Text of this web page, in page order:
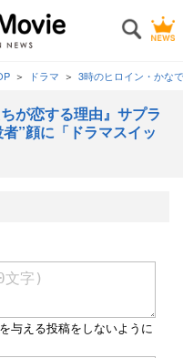
ドラマ 3時のヒロイン・かな
が恋する理由』サプラ
”顔に「ドラマスイッ